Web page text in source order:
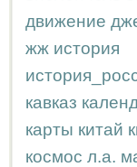
движение
жж история
кавказ
карты китай
космос л.а.